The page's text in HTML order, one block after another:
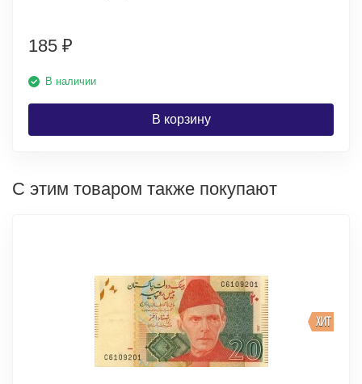
185 ₽
В наличии
В корзину
С этим товаром также покупают
ХИТ